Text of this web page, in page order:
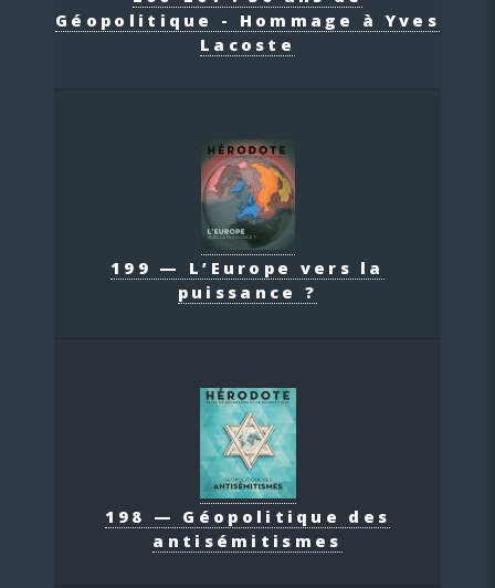
Géopolitique - Hommage à Yves
Lacoste
199 — L’Europe vers la
puissance ?
198 — Géopolitique des
antisémitismes